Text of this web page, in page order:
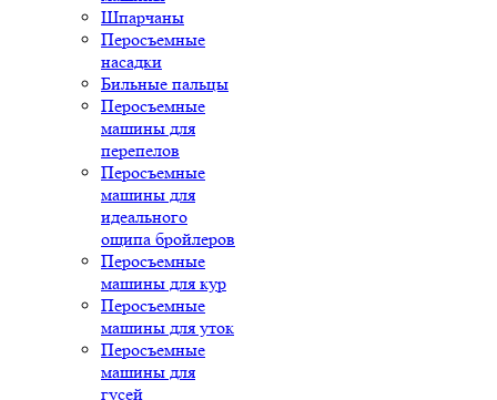
Шпарчаны
Перосъемные
насадки
Бильные пальцы
Перосъемные
машины для
перепелов
Перосъемные
машины для
идеального
ощипа бройлеров
Перосъемные
машины для кур
Перосъемные
машины для уток
Перосъемные
машины для
гусей